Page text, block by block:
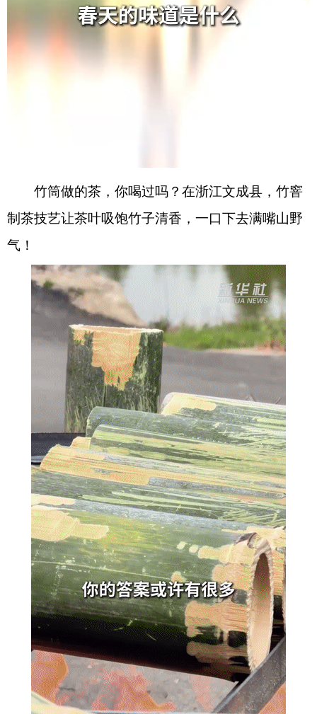
竹筒做的茶，你喝过吗？在浙江文成县，竹窨
制茶技艺让茶叶吸饱竹子清香，一口下去满嘴山野
气！